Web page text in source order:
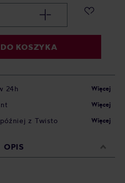
KOSZYKA
24h Więcej
Więcej
z Twisto Więcej
OPIS